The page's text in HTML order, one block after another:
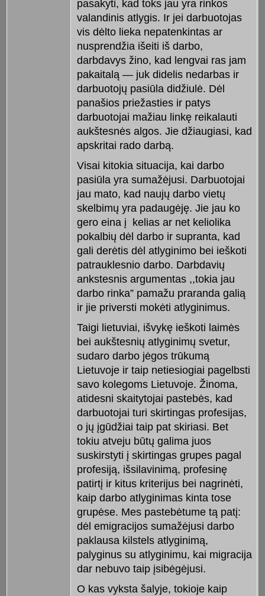
pasakyti, kad toks jau yra rinkos
valandinis atlygis. Ir jei darbuotojas
vis dėlto lieka nepatenkintas ar
nusprendžia išeiti iš darbo,
darbdavys žino, kad lengvai ras jam
pakaitalą — juk didelis nedarbas ir
darbuotojų pasiūla didžiulė. Dėl
panašios priežasties ir patys
darbuotojai mažiau linkę reikalauti
aukštesnės algos. Jie džiaugiasi, kad
apskritai rado darbą.
Visai kitokia situacija, kai darbo
pasiūla yra sumažėjusi. Darbuotojai
jau mato, kad naujų darbo vietų
skelbimų yra padaugėję. Jie jau ko
gero eina į kelias ar net keliolika
pokalbių dėl darbo ir supranta, kad
gali derėtis dėl atlyginimo bei ieškoti
patrauklesnio darbo. Darbdavių
ankstesnis argumentas ,,tokia jau
darbo rinka” pamažu praranda galią
ir jie priversti mokėti atlyginimus.
Taigi lietuviai, išvykę ieškoti laimės
bei aukštesnių atlyginimų svetur,
sudaro darbo jėgos trūkumą
Lietuvoje ir taip netiesiogiai pagelbsti
savo kolegoms Lietuvoje. Žinoma,
atidesni skaitytojai pastebės, kad
darbuotojai turi skirtingas profesijas,
o jų įgūdžiai taip pat skiriasi. Bet
tokiu atveju būtų galima juos
suskirstyti į skirtingas grupes pagal
profesiją, išsilavinimą, profesinę
patirtį ir kitus kriterijus bei nagrinėti,
kaip darbo atlyginimas kinta tose
grupėse. Mes pastebėtume tą patį:
dėl emigracijos sumažėjusi darbo
paklausa kilstels atlyginimą,
palyginus su atlyginimu, kai migracija
dar nebuvo taip įsibėgėjusi.
O kas vyksta šalyje, tokioje kaip